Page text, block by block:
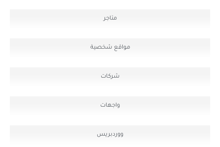
متاجر
مواقع شخصية
شركات
واجهات
ووردبريس